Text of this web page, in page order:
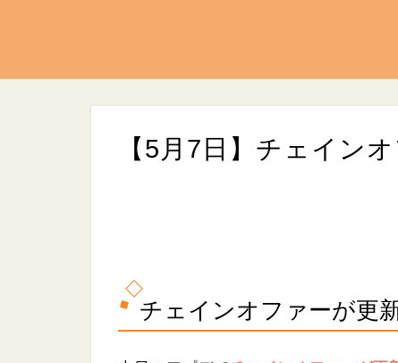
【5月7日】チェイン
m
t
d
チェインオファーが更